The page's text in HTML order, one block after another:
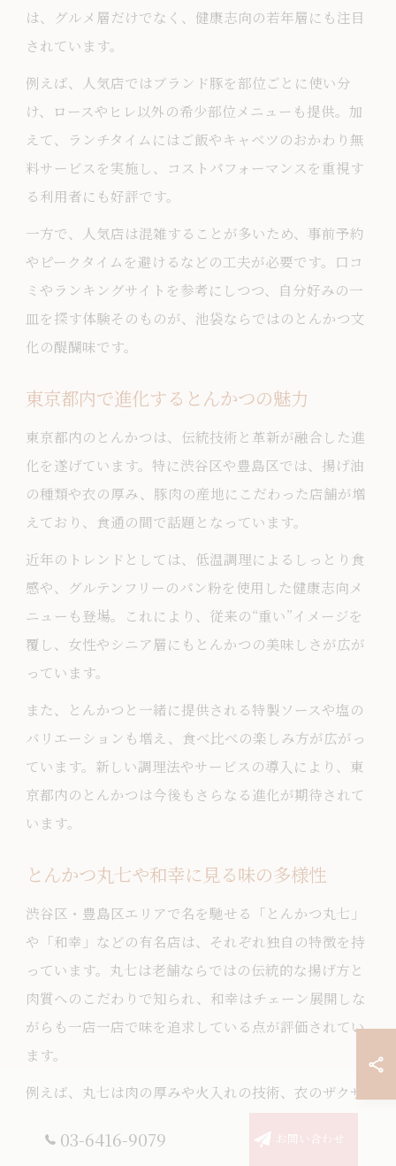
は、グルメ層だけでなく、健康志向の若年層にも注目
されています。
例えば、人気店ではブランド豚を部位ごとに使い分
け、ロースやヒレ以外の希少部位メニューも提供。加
えて、ランチタイムにはご飯やキャベツのおかわり無
料サービスを実施し、コストパフォーマンスを重視す
る利用者にも好評です。
一方で、人気店は混雑することが多いため、事前予約
やピークタイムを避けるなどの工夫が必要です。口コ
ミやランキングサイトを参考にしつつ、自分好みの一
皿を探す体験そのものが、池袋ならではのとんかつ文
化の醍醐味です。
東京都内で進化するとんかつの魅力
東京都内のとんかつは、伝統技術と革新が融合した進
化を遂げています。特に渋谷区や豊島区では、揚げ油
の種類や衣の厚み、豚肉の産地にこだわった店舗が増
えており、食通の間で話題となっています。
近年のトレンドとしては、低温調理によるしっとり食
感や、グルテンフリーのパン粉を使用した健康志向メ
ニューも登場。これにより、従来の“重い”イメージを
覆し、女性やシニア層にもとんかつの美味しさが広が
っています。
また、とんかつと一緒に提供される特製ソースや塩の
バリエーションも増え、食べ比べの楽しみ方が広がっ
ています。新しい調理法やサービスの導入により、東
京都内のとんかつは今後もさらなる進化が期待されて
います。
とんかつ丸七や和幸に見る味の多様性
渋谷区・豊島区エリアで名を馳せる「とんかつ丸七」
や「和幸」などの有名店は、それぞれ独自の特徴を持
っています。丸七は老舗ならではの伝統的な揚げ方と
肉質へのこだわりで知られ、和幸はチェーン展開しな
がらも一店一店で味を追求している点が評価されてい
ます。
例えば、丸七は肉の厚みや火入れの技術、衣のザクザ
メニューや定食のバリエーションが豊富で、家族での
03-6416-9079 お問い合わせ